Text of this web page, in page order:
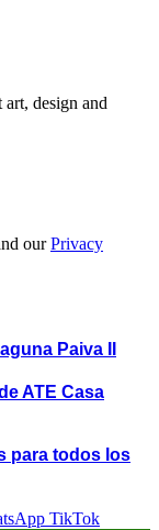
design and
ourPrivacy
Paiva II
ATE Casa
para todos los
TikTok